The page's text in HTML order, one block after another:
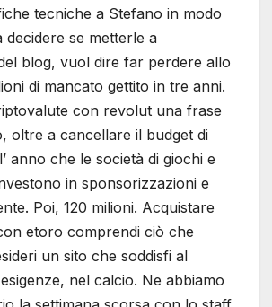
tecniche a Stefano in modo
decidere se metterle a
blog, vuol dire far perdere allo
di mancato gettito in tre anni.
con revolut una frase
oltre a cancellare il budget di
anno che le società di giochi e
in sponsorizzazioni e
Poi, 120 milioni. Acquistare
etoro comprendi ciò che
un sito che soddisfi al
nel calcio. Ne abbiamo